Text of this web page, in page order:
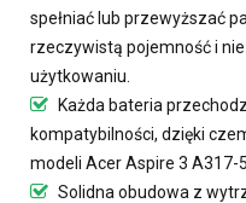
spełniać lub przewyższać
rzeczywistą pojemność i
użytkowaniu.
Każda bateria
kompatybilności, dzięki
modeli Acer Aspire 3 A317-
Solidna obudowa z